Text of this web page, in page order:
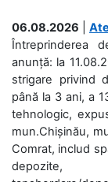
06.08.2026
Întreprinderea
anunță: la
strigare privind
până la 3 ani, a
tehnologic,
mun.Chișinău,
Comrat, includ
depozite,